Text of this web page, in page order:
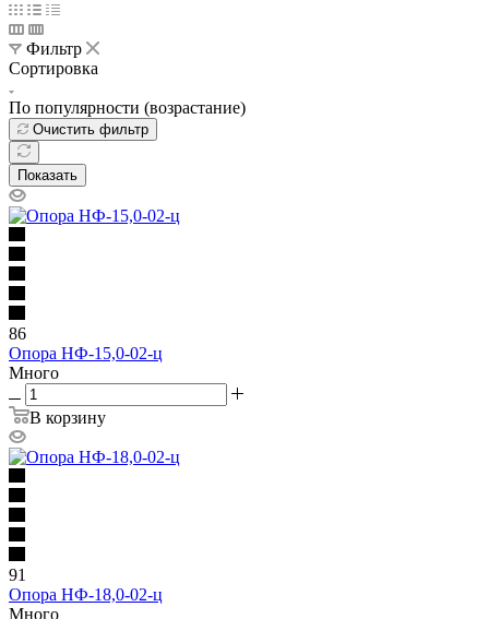
Фильтр
Сортировка
По популярности (возрастание)
Очистить фильтр
Показать
86
Опора НФ-15,0-02-ц
Много
В корзину
91
Опора НФ-18,0-02-ц
Много